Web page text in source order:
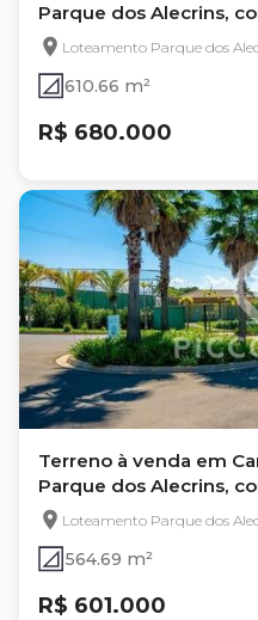
Parque dos Alecrins,
Loteamento Parque dos
610.66 m²
R$ 680.000
Terreno à venda em
Parque dos Alecrins,
Loteamento Parque dos
564.69 m²
R$ 601.000